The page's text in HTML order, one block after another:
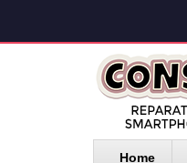
Home